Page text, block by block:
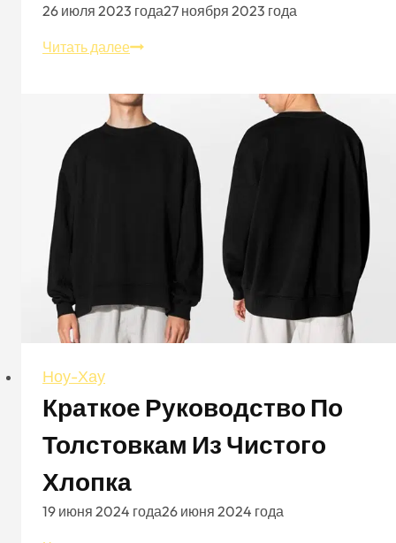
26 июля 2023 года27 ноября 2023 года
Читать далееРазличные
дальнобойщик
шляпа
для
различных
Ноу-Хау
Краткое Руководство По
Толстовкам Из Чистого
Хлопка
19 июня 2024 года26 июня 2024 года